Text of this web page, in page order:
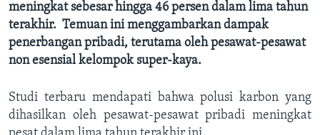
meningkat sebesar hingga 46 persen dalam lima tahun
terakhir. Temuan ini menggambarkan dampak
penerbangan pribadi, terutama oleh pesawat-pesawat
non esensial kelompok super-kaya.
Studi terbaru mendapati bahwa polusi karbon yang
dihasilkan oleh pesawat-pesawat pribadi meningkat